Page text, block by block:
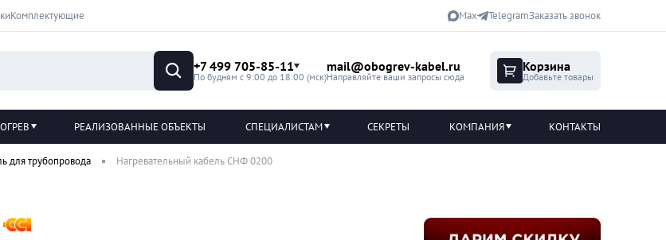
Комплектующие Max TelegramЗаказать звонок
+7 499 705-85-11
По будням с 9:00 до 18:00 (мск)
mail@obogrev-kabel.ru
Направляйте ваши запросы сюда
Корзина
Добавьте товары
РЕАЛИЗОВАННЫЕ ОБЪЕКТЫ СПЕЦИАЛИСТАМ СЕКРЕТЫ КОМПАНИЯ КОНТАКТЫ
для трубопровода Нагревательный кабель СНФ 0200